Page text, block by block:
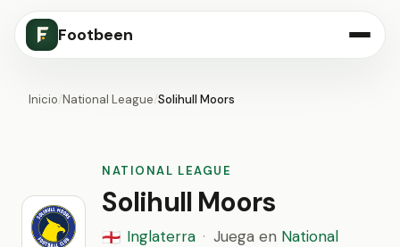
Footbeen
Inicio/National League/Solihull Moors
NATIONAL LEAGUE
Solihull Moors
🏴󠁧󠁢󠁥󠁮󠁧󠁿 Inglaterra · Juega en National